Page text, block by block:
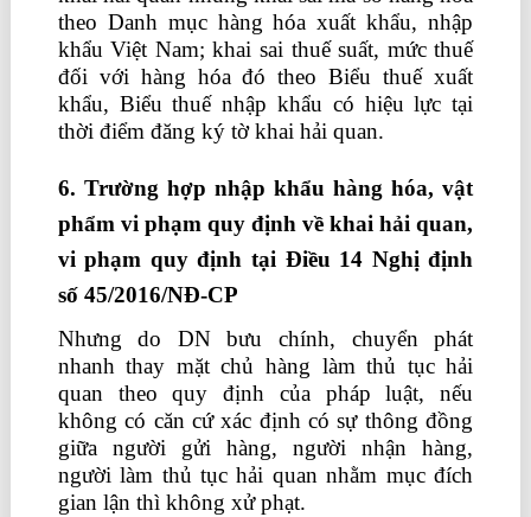
theo Danh mục hàng hóa xuất khẩu, nhập
khẩu Việt Nam; khai sai thuế suất, mức thuế
đối với hàng hóa đó theo Biểu thuế xuất
khẩu, Biểu thuế nhập khẩu có hiệu lực tại
thời điểm đăng ký tờ khai hải quan.
6. Trường hợp nhập khẩu hàng hóa, vật
phẩm vi phạm quy định về khai hải quan,
vi phạm quy định tại Điều 14 Nghị định
số 45/2016/NĐ-CP
Nhưng do DN bưu chính, chuyển phát
nhanh thay mặt chủ hàng làm thủ tục hải
quan theo quy định của pháp luật, nếu
không có căn cứ xác định có sự thông đồng
giữa người gửi hàng, người nhận hàng,
người làm thủ tục hải quan nhằm mục đích
gian lận thì không xử phạt.